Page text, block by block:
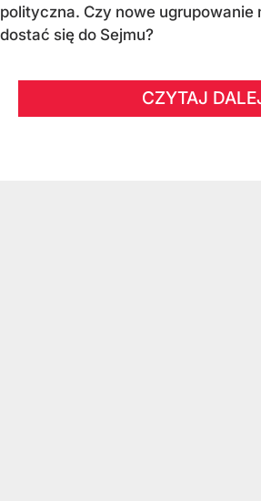
polityczna. Czy nowe ugrupowanie
dostać się do Sejmu?
CZYTAJ